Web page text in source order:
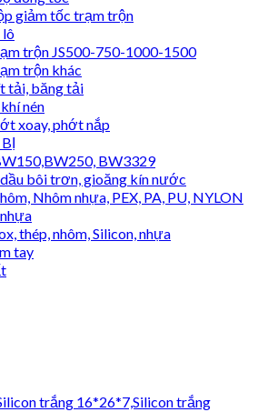
giảm tốc trạm trộn
lô
trộn JS500-750-1000-1500
trộn khác
tải, băng tải
nén
xoay, phớt nắp
BW3329
bôi trơn, gioăng kín nước
Nhôm nhựa, PEX, PA, PU, NYLON
thép, nhôm, Silicon, nhựa
tay
trắng 16*26*7,Silicon trắng